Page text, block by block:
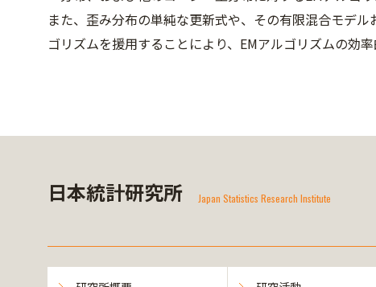
また、歪み分布の単純な更新式や、その有限混合モデ
ゴリズムを援用することにより、EMアルゴリズムの効
日本統計研究所 Japan Statistics Research Institute